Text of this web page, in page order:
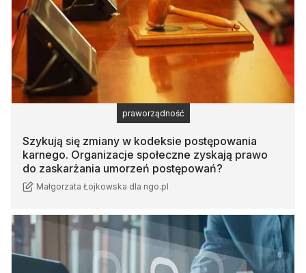
Szykują się zmiany w kodeksie postępowania
karnego. Organizacje społeczne zyskają prawo
do zaskarżania umorzeń postępowań?
Małgorzata Łojkowska dla ngo.pl
praworządność